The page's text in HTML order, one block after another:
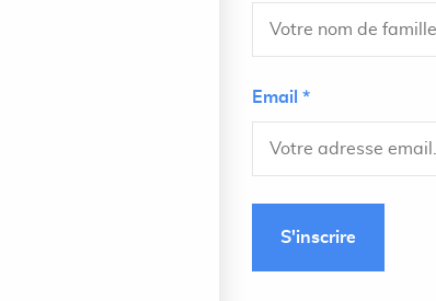
Email *
S'inscrire